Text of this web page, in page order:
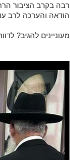
רבה בקרב הציבור
הודאה והערכה לרב
מעוניינים להגיב?